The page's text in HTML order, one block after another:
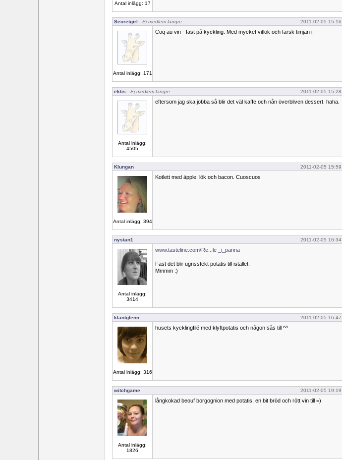
Antal inlägg: 17
Secretgirl - Ej medlem längre 2011-02-05 15:16
Antal inlägg: 171
Coq au vin - fast på kyckling. Med mycket vitlök och färsk timjan i.
ektis - Ej medlem längre 2011-02-05 15:28
Antal inlägg:
4505
eftersom jag ska jobba så blir det väl kaffe och nån överbliven dessert. haha.
Klungan 2011-02-05 15:59
Antal inlägg: 394
Kotlett med äpple, lök och bacon. Cuoscuos
nystan1 2011-02-05 16:34
Antal inlägg:
3414
www.tasteline.com/Re...le _i_panna
Fast det blir ugnsstekt potatis till istället.
Mmmm :)
klantglenn 2011-02-05 16:47
Antal inlägg: 316
husets kycklingfilé med klyftpotatis och någon sås till ^^
witchgame 2011-02-05 19:19
Antal inlägg:
1826
långkokad beouf borgognion med potatis, en bit bröd och rött vin till =)